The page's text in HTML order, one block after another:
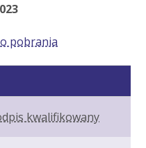
pobrania
kwalifikowany